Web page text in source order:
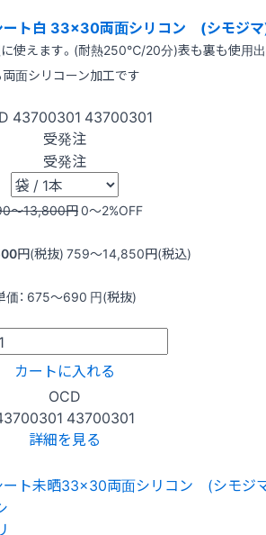
ート白 33×30両面シリコン (シモジ
使えます。(耐熱250℃/20分)表も裏も使用
両面シリコーン加工です
43700301 43700301
受発注
受発注
〜13,800円0〜2%OFF
円(税抜) 759〜14,850円(税込)
価： 675〜690 円(税抜)
カートに入れる
OCD
43700301
詳細を見る